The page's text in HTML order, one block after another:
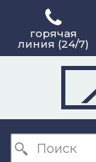
горячая
линия (24/7)